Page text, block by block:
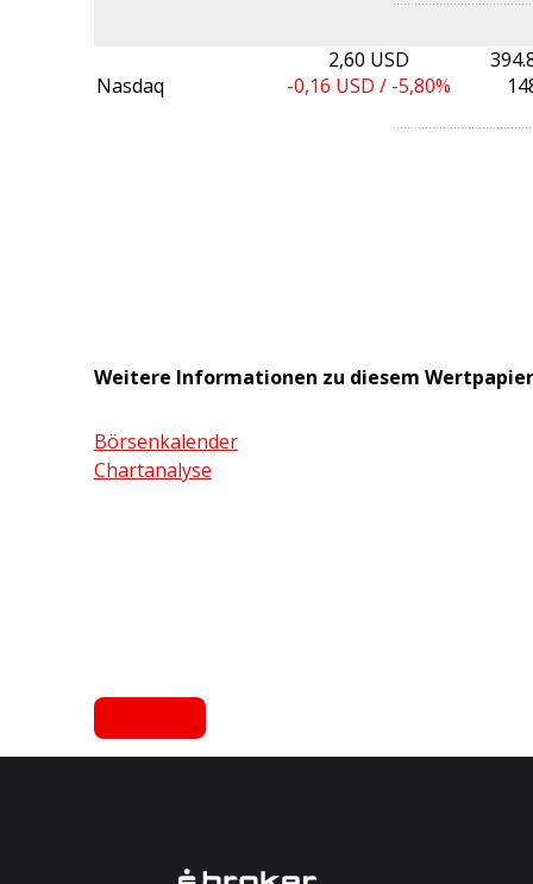
Nasdaq
2,60 USD
-0,16 USD / -5,80%
Weitere Informationen zu diesem Wertpapier
Börsenkalender
Chartanalyse